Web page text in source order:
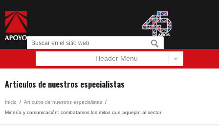
Header Menu
Artículos de nuestros especialistas
Inicio / Artículos de nuestros especialistas /
Minería y comunicación: combatamos los mitos que aquejan al sector